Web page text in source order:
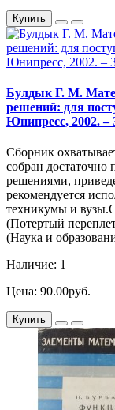
Купить
Булдык Г. М.
решений: для
Юнипресс, 2002. –
Сборник
собран достаточно
решениями,
рекомендуется
техникумы и
(Потертый
(Наука и
Наличие: 1
Цена: 90.00руб.
Купить